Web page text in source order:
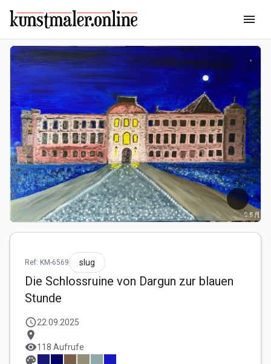
menu
Ref: KM-6569 slug
Die Schlossruine von Dargun zur blauen
Stunde
schedule22.09.2025
location_on
visibility118 Aufrufe
palette